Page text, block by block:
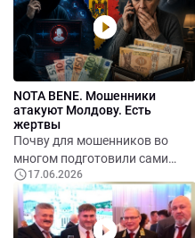
NOTA BENE. Мошенники
атакуют Молдову. Есть
жертвы
Почву для мошенников во
многом подготовили сами
политики. Годами людей
приучали верить в чудеса,
ждать лёгких денег и
надеяться на быстрые
17.06.2026